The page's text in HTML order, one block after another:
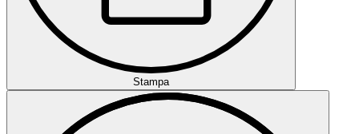
Stampa